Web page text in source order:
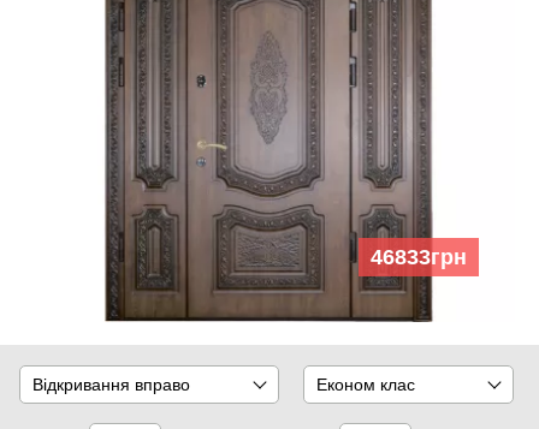
46833грн
Відкривання вправо Економ клас